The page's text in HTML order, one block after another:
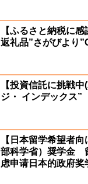
【ふるさと納税に
返礼品”さがびより
【投資信託に挑戦
ジ・ インデックス”
【日本留学希望者
部科学省）奨学金
虑申请日本的政府奖